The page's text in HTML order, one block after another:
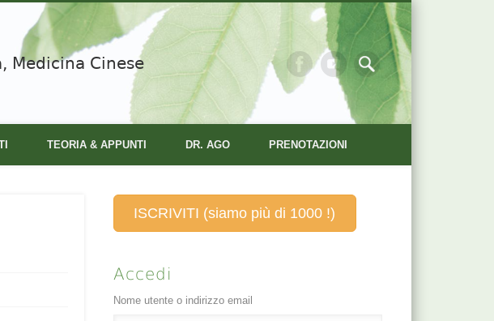
Medicina Cinese
TEORIA & APPUNTI DR. AGO PRENOTAZIONI
ISCRIVITI (siamo più di 1000 !)
Accedi
Nome utente o indirizzo email